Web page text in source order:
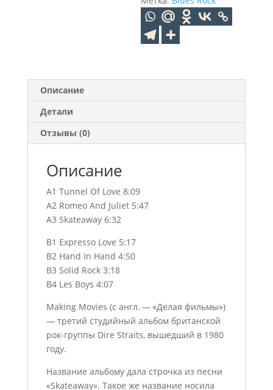
Описание
Детали
Отзывы (0)
Описание
A1 Tunnel Of Love 8:09
A2 Romeo And Juliet 5:47
A3 Skateaway 6:32
B1 Expresso Love 5:17
B2 Hand In Hand 4:50
B3 Solid Rock 3:18
B4 Les Boys 4:07
Making Movies (с англ. — «Делая фильмы»)
— третий студийный альбом британской
рок-группы Dire Straits, вышедший в 1980
году.
Название альбому дала строчка из песни
«Skateaway». Такое же название носила